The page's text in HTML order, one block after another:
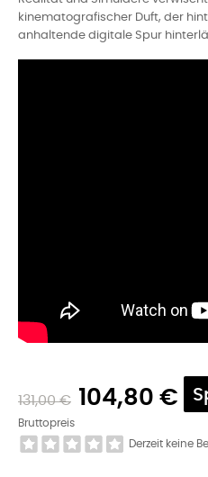
kinematografischer Duft, der
anhaltende digitale Spur
131,00 € 104,80 €
Bruttopreis
Derzeit keine